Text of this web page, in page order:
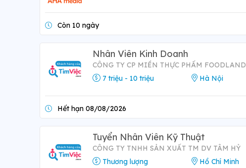
Còn 10 ngày
Nhân Viên Kinh Doanh
CÔNG TY CP MIỀN THỰC PHẨM FOODLAND
7 triệu - 10 triệu
Hà Nội
Hết hạn 08/08/2026
Tuyển Nhân Viên Kỹ Thuật
CÔNG TY TNHH SẢN XUẤT TM DV TÂM HỶ
Thương lượng
Hồ Chí Minh